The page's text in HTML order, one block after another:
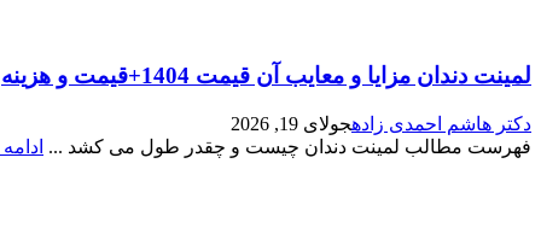
لمینت دندان مزایا و معایب آن قیمت 1404+قیمت و هزینه
دکتر هاشم احمدی زادهجولای 19, 2026
فهرست مطالب لمینت دندان چیست و چقدر طول می کشد ...